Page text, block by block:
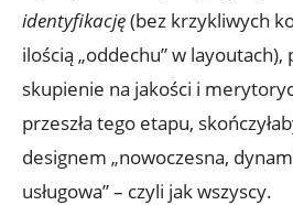
identyfikację(bez krzykliwych
ilością „oddechu” w layoutach),
skupienie na jakości i
przeszła tego etapu,
designem „nowoczesna,
usługowa” – czyli jak wszyscy.